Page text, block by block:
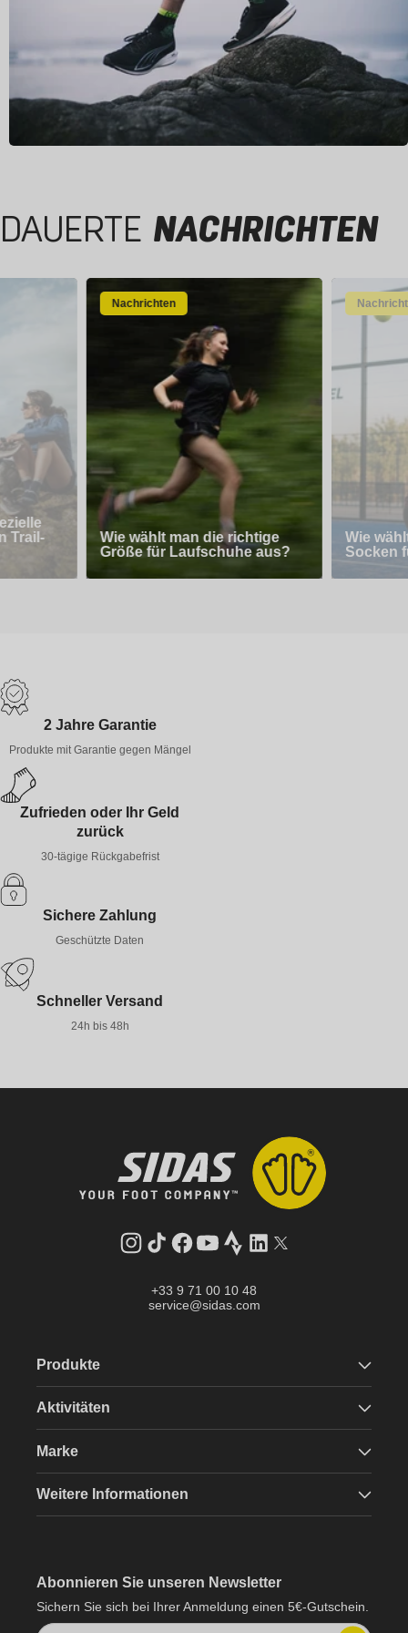
DAUERTE NACHRICHTEN
Trail-
Nachrichten
Wie wählt man die richtige
Größe für Laufschuhe aus?
Wie
Socken
2 Jahre Garantie
Produkte mit Garantie gegen Mängel
Zufrieden oder Ihr Geld
zurück
30-tägige Rückgabefrist
Sichere Zahlung
Geschützte Daten
Schneller Versand
24h bis 48h
Instagram
TikTokFacebook
YouTube
StravaLinkedInTwitter
+33 9 71 00 10 48
service@sidas.com
Produkte
Aktivitäten
Marke
Weitere Informationen
Abonnieren Sie unseren Newsletter
Sichern Sie sich bei Ihrer Anmeldung einen 5€-Gutschein.